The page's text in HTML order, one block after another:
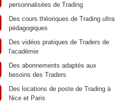
personnalisées de Trading
Des cours théoriques de Trading ultra
pédagogiques
Des vidéos pratiques de Traders de
l'académie
Des abonnements adaptés aux
besoins des Traders
Des locations de poste de Trading à
Nice et Paris